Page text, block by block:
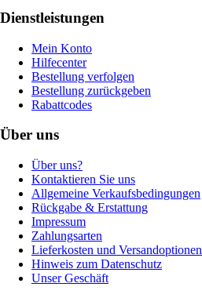
Dienstleistungen
Mein Konto
Hilfecenter
Bestellung verfolgen
Bestellung zurückgeben
Rabattcodes
Über uns
Über uns?
Kontaktieren Sie uns
Allgemeine Verkaufsbedingungen
Rückgabe & Erstattung
Impressum
Zahlungsarten
Lieferkosten und Versandoptionen
Hinweis zum Datenschutz
Unser Geschäft